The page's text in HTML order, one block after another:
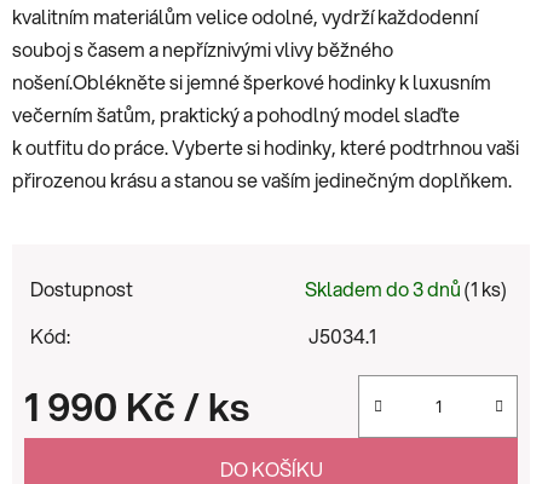
kvalitním materiálům velice odolné, vydrží každodenní
souboj s časem a nepříznivými vlivy běžného
nošení.Oblékněte si jemné šperkové hodinky k luxusním
večerním šatům, praktický a pohodlný model slaďte
k outfitu do práce. Vyberte si hodinky, které podtrhnou vaši
přirozenou krásu a stanou se vaším jedinečným doplňkem.
Dostupnost Skladem do 3 dnů(1 ks)
Kód:
J5034.1
1 990 Kč/ ks
Měrná cena:
DO KOŠÍKU